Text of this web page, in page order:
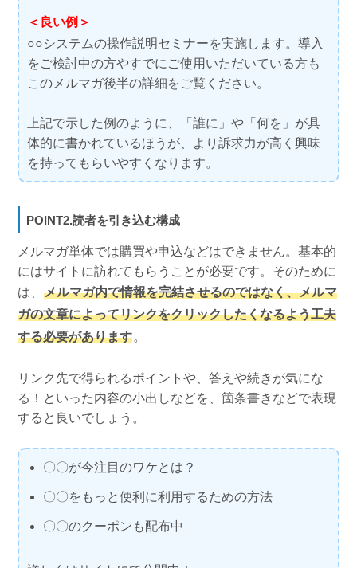
＜良い例＞
○○システムの操作説明セミナーを実施します。導入
をご検討中の方やすでにご使用いただいている方も
このメルマガ後半の詳細をご覧ください。
上記で示した例のように、「誰に」や「何を」が具
体的に書かれているほうが、より訴求力が高く興味
を持ってもらいやすくなります。
POINT2.読者を引き込む構成
メルマガ単体では購買や申込などはできません。基本的
にはサイトに訪れてもらうことが必要です。そのために
は、 メルマガ内で情報を完結させるのではなく、メルマ
ガの文章によってリンクをクリックしたくなるよう工夫
する必要があります。
リンク先で得られるポイントや、答えや続きが気にな
る！といった内容の小出しなどを、箇条書きなどで表現
すると良いでしょう。
〇〇が今注目のワケとは？
〇〇をもっと便利に利用するための方法
〇〇のクーポンも配布中